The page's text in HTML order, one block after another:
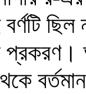
প্রকরণ।